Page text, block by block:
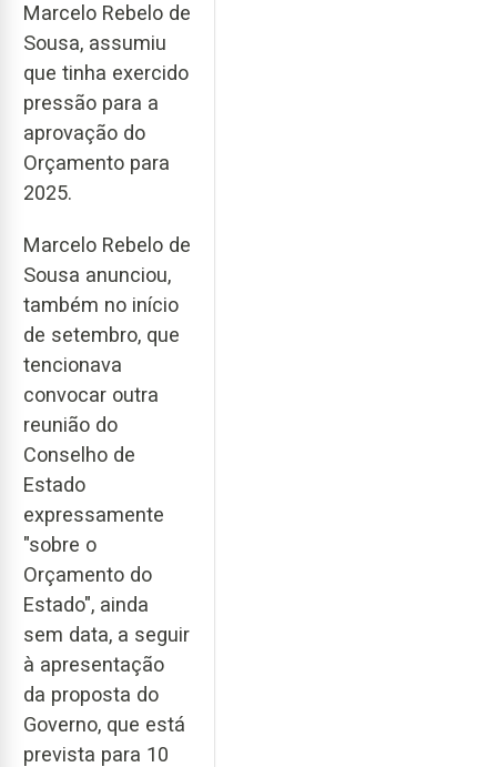
Marcelo Rebelo de
Sousa, assumiu
que tinha exercido
pressão para a
aprovação do
Orçamento para
2025.
Marcelo Rebelo de
Sousa anunciou,
também no início
de setembro, que
tencionava
convocar outra
reunião do
Conselho de
Estado
expressamente
"sobre o
Orçamento do
Estado", ainda
sem data, a seguir
à apresentação
da proposta do
Governo, que está
prevista para 10